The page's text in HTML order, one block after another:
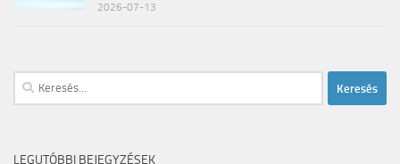
2026-07-13
Keresés:
LEGUTÓBBI BEJEGYZÉSEK